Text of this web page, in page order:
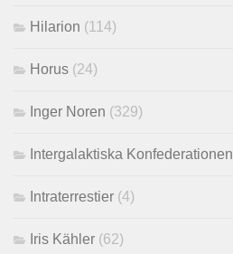
Hilarion (114)
Horus (24)
Inger Noren (329)
Intergalaktiska Konfederationen
Intraterrestier (4)
Iris Kähler (62)